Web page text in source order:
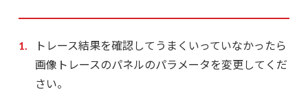
トレース結果を確認してうまくいっていなかったら
画像トレースのパネルのパラメータを変更してくだ
さい。